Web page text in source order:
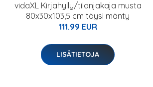
vidaXL Kirjahylly/tilanjakaja musta
80x30x103,5 cm täysi mänty
111.99 EUR
LISÄTIETOJA